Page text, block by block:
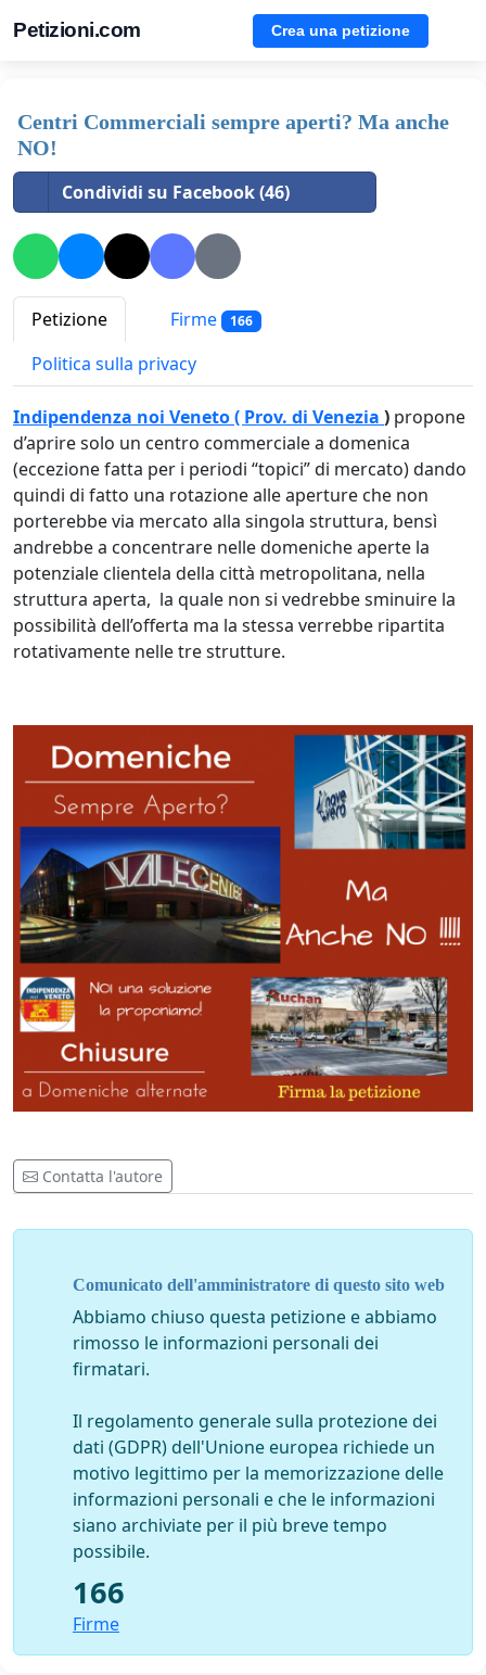
Petizioni.com Crea una petizione
Centri Commerciali sempre aperti? Ma anche
NO!
Condividi su Facebook (46)
Petizione Firme 166
Politica sulla privacy
Indipendenza noi Veneto ( Prov. di Venezia ) propone
d’aprire solo un centro commerciale a domenica
(eccezione fatta per i periodi “topici” di mercato) dando
quindi di fatto una rotazione alle aperture che non
porterebbe via mercato alla singola struttura, bensì
andrebbe a concentrare nelle domeniche aperte la
potenziale clientela della città metropolitana, nella
struttura aperta, la quale non si vedrebbe sminuire la
possibilità dell’offerta ma la stessa verrebbe ripartita
rotativamente nelle tre strutture.
Contatta l'autore
Comunicato dell'amministratore di questo sito web
Abbiamo chiuso questa petizione e abbiamo
rimosso le informazioni personali dei
firmatari.
Il regolamento generale sulla protezione dei
dati (GDPR) dell'Unione europea richiede un
motivo legittimo per la memorizzazione delle
informazioni personali e che le informazioni
siano archiviate per il più breve tempo
possibile.
166
Firme